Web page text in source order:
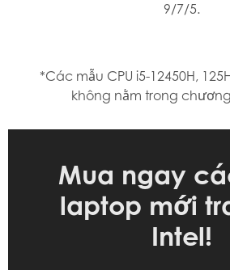
9/7/5.
*Các mẫu CPU i5-12450H,
không nằm trong
Mua ngay
laptop mới
Intel!